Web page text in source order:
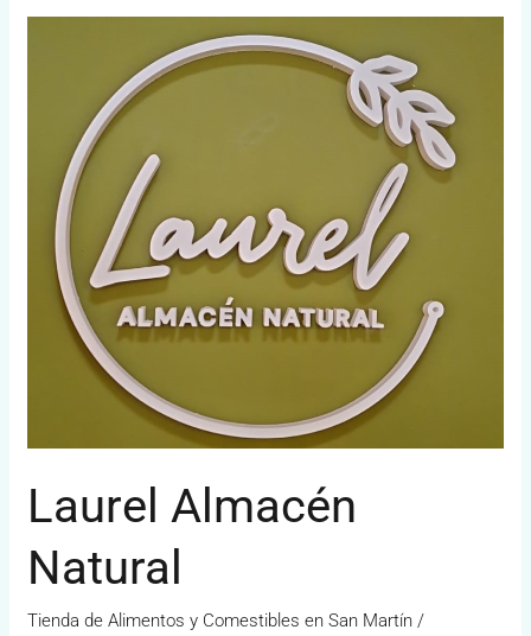
Laurel Almacén
Natural
Tienda de Alimentos y Comestibles en San Martín /